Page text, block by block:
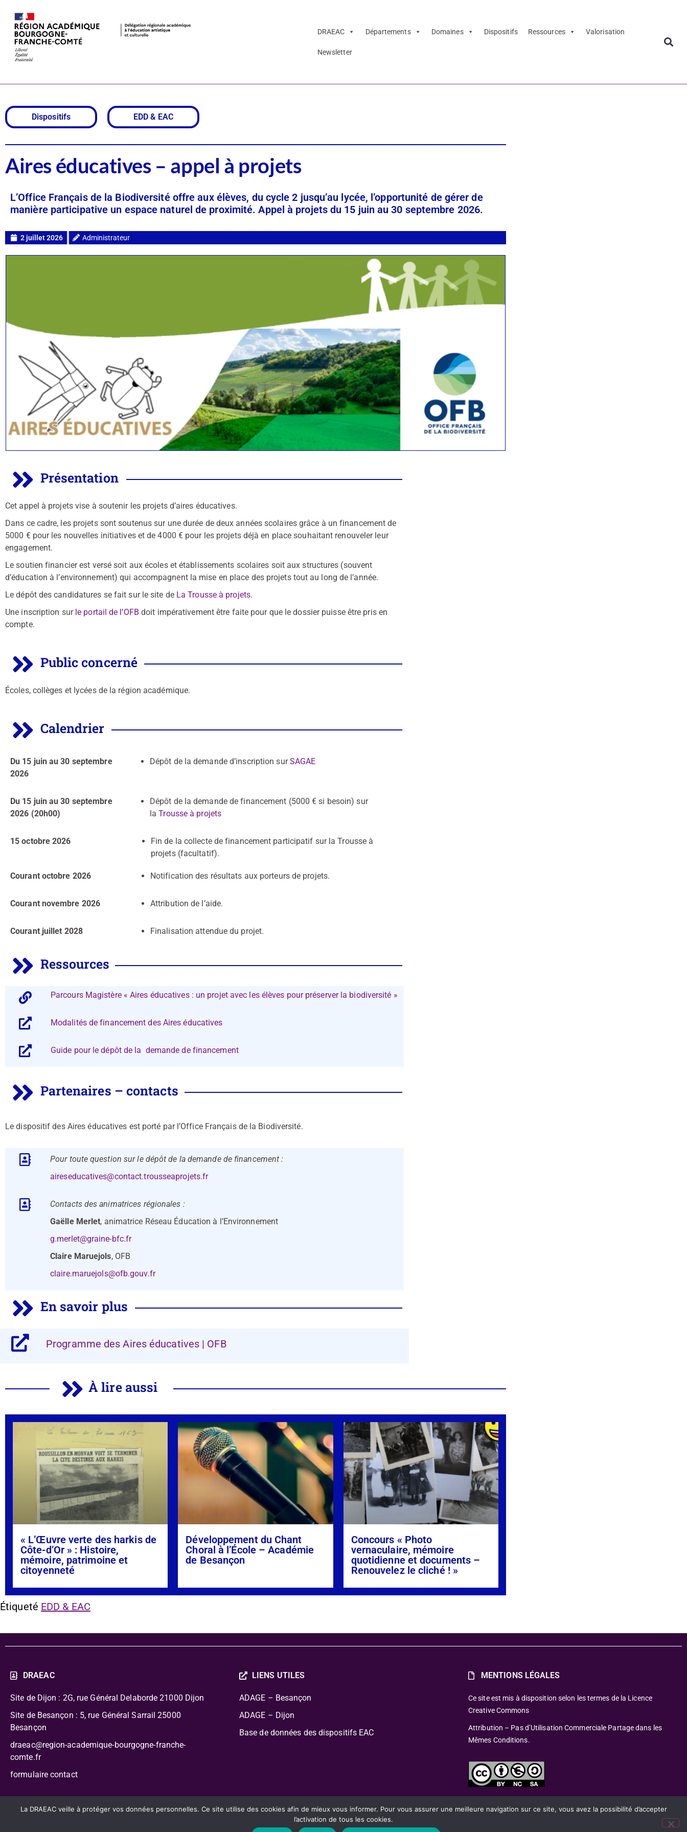
DRAEAC Départements Domaines Dispositifs Ressources Valorisation
Newsletter
Aires éducatives – appel à projets
Dispositifs EDD & EAC
Aires éducatives – appel à projets
L’Office Français de la Biodiversité offre aux élèves, du cycle 2 jusqu’au lycée, l’opportunité de gérer de
manière participative un espace naturel de proximité. Appel à projets du 15 juin au 30 septembre 2026.
2 juillet 2026 Administrateur
Présentation
Cet appel à projets vise à soutenir les projets d’aires éducatives.
Dans ce cadre, les projets sont soutenus sur une durée de deux années scolaires grâce à un financement de
5000 € pour les nouvelles initiatives et de 4000 € pour les projets déjà en place souhaitant renouveler leur
engagement.
Le soutien financier est versé soit aux écoles et établissements scolaires soit aux structures (souvent
d’éducation à l’environnement) qui accompagnent la mise en place des projets tout au long de l’année.
Le dépôt des candidatures se fait sur le site de La Trousse à projets.
Une inscription sur le portail de l’OFB doit impérativement être faite pour que le dossier puisse être pris en
compte.
Public concerné
Écoles, collèges et lycées de la région académique.
Calendrier
Du 15 juin au 30 septembre
2026
Dépôt de la demande d’inscription surSAGAE
Du 15 juin au 30 septembre
2026 (20h00)
Dépôt de la demande de financement (5000 € si besoin) sur
laTrousse à projets
15 octobre 2026
Fin de la collecte de financement participatif sur la Trousse à
projets (facultatif).
Courant octobre 2026 Notification des résultats aux porteurs de projets.
Courant novembre 2026 Attribution de l’aide.
Courant juillet 2028 Finalisation attendue du projet.
Ressources
Parcours Magistère « Aires éducatives : un projet avec les élèves pour préserver la biodiversité »
Modalités de financement des Aires éducatives
Guide pour le dépôt de la demande de financement
Partenaires – contacts
Le dispositif des Aires éducatives est porté par l’Office Français de la Biodiversité.
Pour toute question sur le dépôt de la demande de financement :
aireseducatives@contact.trousseaprojets.fr
Contacts des animatrices régionales :
Gaëlle Merlet, animatrice Réseau Éducation à l’Environnement
g.merlet@graine-bfc.fr
Claire Maruejols, OFB
claire.maruejols@ofb.gouv.fr
En savoir plus
Programme des Aires éducatives | OFB
À lire aussi
« L’Œuvre verte des harkis de
Côte-d’Or » : Histoire,
mémoire, patrimoine et
citoyenneté
Développement du Chant
Choral à l’École – Académie
de Besançon
Concours « Photo
vernaculaire, mémoire
quotidienne et documents –
Renouvelez le cliché ! »
Étiqueté EDD & EAC
DRAEAC
Site de Dijon : 2G, rue Général Delaborde 21000 Dijon
Site de Besançon : 5, rue Général Sarrail 25000
Besançon
draeac@region-academique-bourgogne-franche-
comte.fr
formulaire contact
LIENS UTILES
ADAGE – Besançon
ADAGE – Dijon
Base de données des dispositifs EAC
MENTIONS LÉGALES
Ce site est mis à disposition selon les termes de la Licence
Creative Commons
Attribution – Pas d’Utilisation Commerciale Partage dans les
Mêmes Conditions.
La DRAEAC veille à protéger vos données personnelles. Ce site utilise des cookies afin de mieux vous informer. Pour vous assurer une meilleure navigation sur ce site, vous avez la possibilité d’accepter
l’activation de tous les cookies.